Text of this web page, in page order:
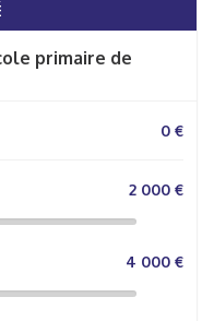
primaire de
0 €
2 000 €
4 000 €